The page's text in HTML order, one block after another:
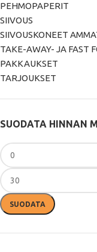
PEHMOPAPERIT
SIIVOUS
SIIVOUSKONEET
TAKE-AWAY- JA FAST
PAKKAUKSET
TARJOUKSET
SUODATA HINNAN
SUODATA